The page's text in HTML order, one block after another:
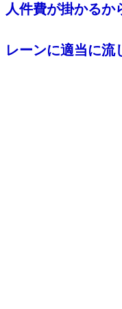
人件費が掛かるか
レーンに適当に流